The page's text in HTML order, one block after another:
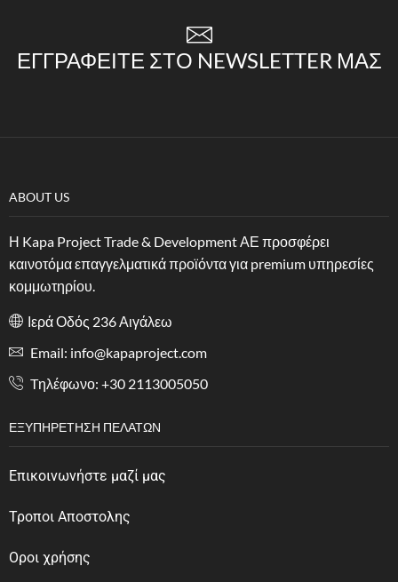
ΕΓΓΡΑΦΕΊΤΕ ΣΤΟ NEWSLETTER ΜΑΣ
ABOUT US
Η Kapa Project Trade & Development ΑΕ προσφέρει
καινοτόμα επαγγελματικά προϊόντα για premium υπηρεσίες
κομμωτηρίου.
Ιερά Οδός 236 Αιγάλεω
Email: info@kapaproject.com
Tηλέφωνο: +30 2113005050
ΕΞΥΠΗΡΈΤΗΣΗ ΠΕΛΑΤΏΝ
Επικοινωνήστε μαζί μας
Τροποι Αποστολης
Οροι χρήσης